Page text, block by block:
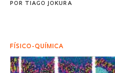
POR TIAGO JOKURA
FÍSICO-QUÍMICA